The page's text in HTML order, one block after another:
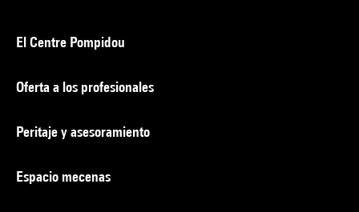
El Centre Pompidou
Oferta a los profesionales
Peritaje y asesoramiento
Espacio mecenas